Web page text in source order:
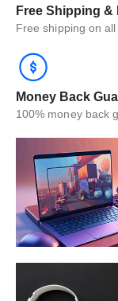
Free Shipping &
Free shipping on
Money Back
100% money back